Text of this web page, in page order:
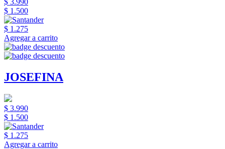
$ 3.990
$ 1.500
$ 1.275
Agregar a carrito
JOSEFINA
$ 3.990
$ 1.500
$ 1.275
Agregar a carrito